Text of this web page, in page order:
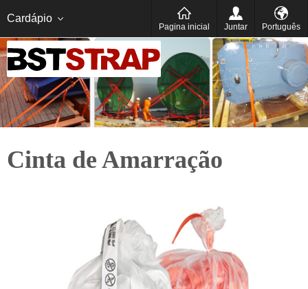
Cardápio
Pagina inicial Juntar Português
Português
Cinta de Amarração